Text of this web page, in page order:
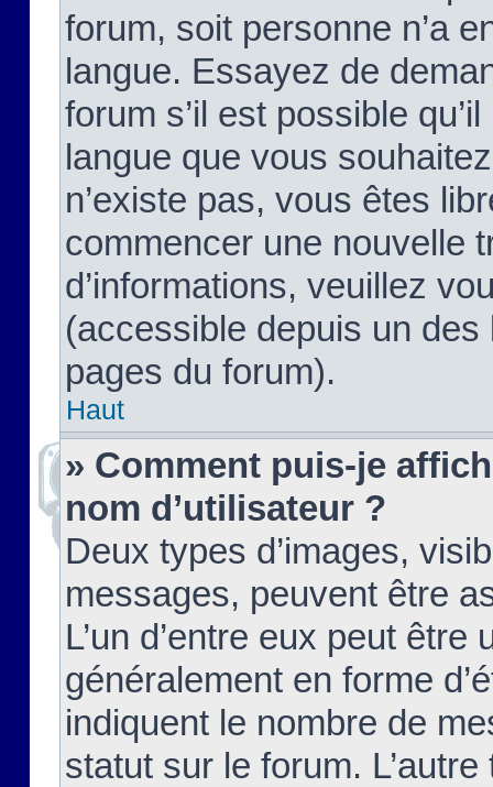
forum, soit personne n’a
langue. Essayez de
forum s’il est possible
langue que vous
n’existe pas, vous êtes
commencer une nouvelle
d’informations, veuillez
(accessible depuis un
pages du forum).
Haut
» Comment puis-je
nom d’utilisateur ?
Deux types d’images,
messages, peuvent être
L’un d’entre eux peut
généralement en forme
indiquent le nombre de
statut sur le forum.